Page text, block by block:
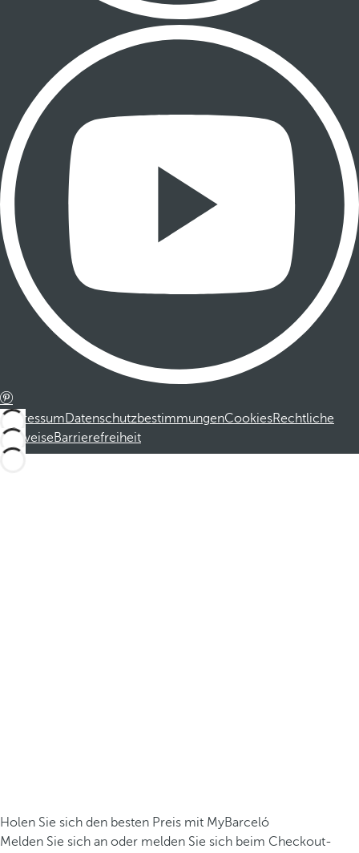
ImpressumDatenschutzbestimmungenCookiesRechtliche
HinweiseBarrierefreiheit
Holen Sie sich den besten Preis mit MyBarceló
Melden Sie sich an oder melden Sie sich beim Checkout-